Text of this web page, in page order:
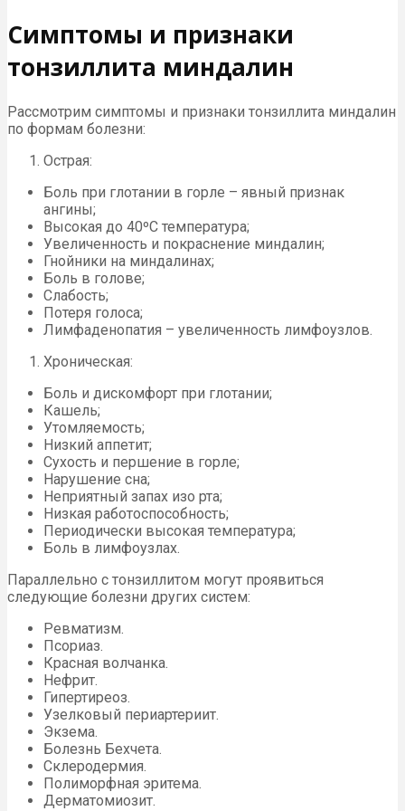
Симптомы и признаки
тонзиллита миндалин
Рассмотрим симптомы и признаки тонзиллита миндалин
по формам болезни:
Острая:
Боль при глотании в горле – явный признак
ангины;
Высокая до 40ºС температура;
Увеличенность и покраснение миндалин;
Гнойники на миндалинах;
Боль в голове;
Слабость;
Потеря голоса;
Лимфаденопатия – увеличенность лимфоузлов.
Хроническая:
Боль и дискомфорт при глотании;
Кашель;
Утомляемость;
Низкий аппетит;
Сухость и першение в горле;
Нарушение сна;
Неприятный запах изо рта;
Низкая работоспособность;
Периодически высокая температура;
Боль в лимфоузлах.
Параллельно с тонзиллитом могут проявиться
следующие болезни других систем:
Ревматизм.
Псориаз.
Красная волчанка.
Нефрит.
Гипертиреоз.
Узелковый периартериит.
Экзема.
Болезнь Бехчета.
Склеродермия.
Полиморфная эритема.
Дерматомиозит.